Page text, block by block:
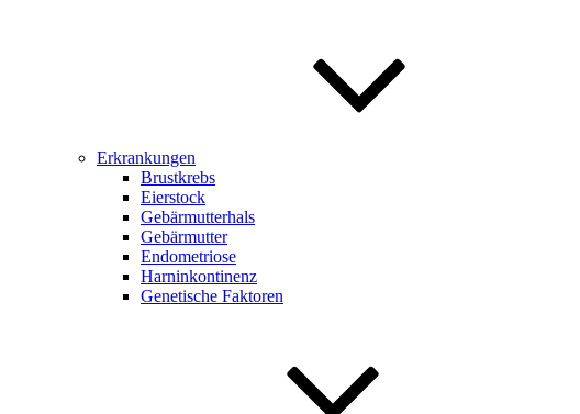
Erkrankungen
Brustkrebs
Eierstock
Gebärmutterhals
Gebärmutter
Endometriose
Harninkontinenz
Genetische Faktoren